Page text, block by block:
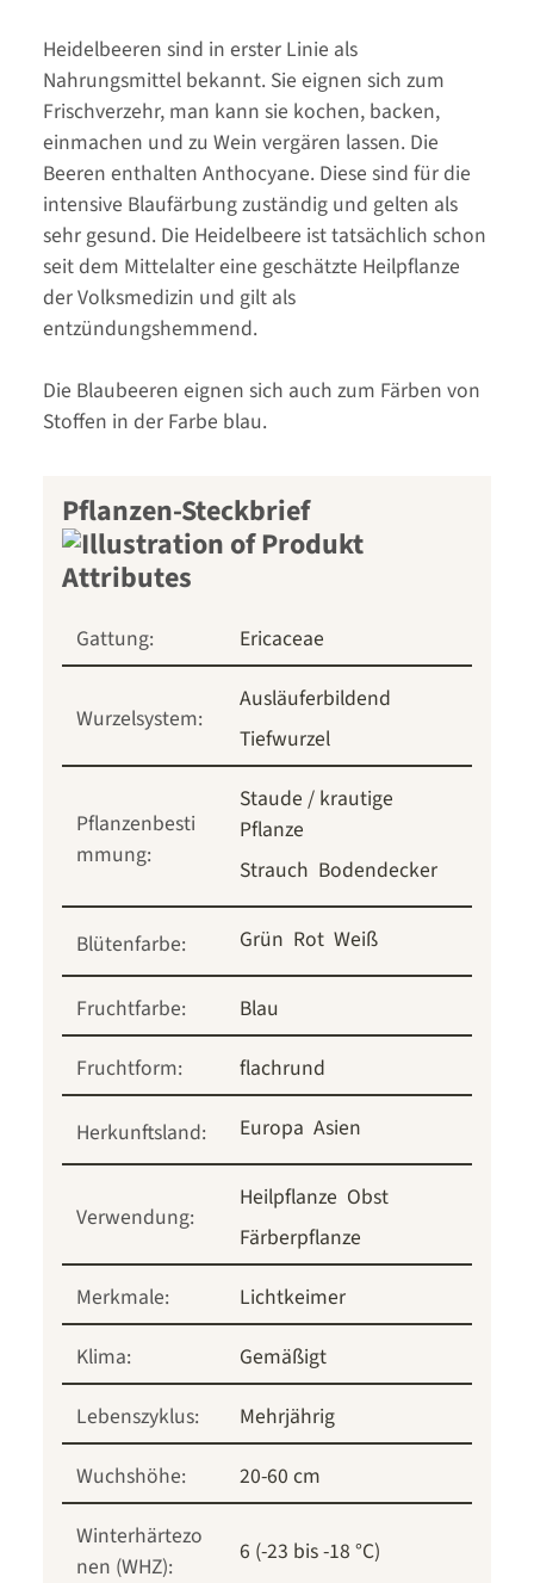
Heidelbeeren sind in erster Linie als
Nahrungsmittel bekannt. Sie eignen sich zum
Frischverzehr, man kann sie kochen, backen,
einmachen und zu Wein vergären lassen. Die
Beeren enthalten Anthocyane. Diese sind für die
intensive Blaufärbung zuständig und gelten als
sehr gesund. Die Heidelbeere ist tatsächlich schon
seit dem Mittelalter eine geschätzte Heilpflanze
der Volksmedizin und gilt als
entzündungshemmend.
Die Blaubeeren eignen sich auch zum Färben von
Stoffen in der Farbe blau.
Pflanzen-Steckbrief
Gattung: Ericaceae
Wurzelsystem:
Ausläuferbildend
Tiefwurzel
Pflanzenbesti
mmung:
Staude / krautige
Pflanze
Strauch Bodendecker
Blütenfarbe: Grün Rot Weiß
Fruchtfarbe:
Blau
Fruchtform:
flachrund
Herkunftsland: Europa Asien
Verwendung:
Heilpflanze Obst
Färberpflanze
Merkmale:
Lichtkeimer
Klima:
Gemäßigt
Lebenszyklus:
Mehrjährig
Wuchshöhe:
20-60 cm
Winterhärtezo
nen (WHZ):
6 (-23 bis -18 °C)